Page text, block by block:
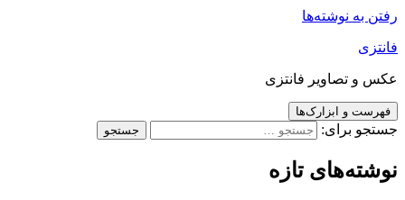
رفتن به نوشته‌ها
فانتزی
عکس و تصاویر فانتزی
فهرست و ابزارک‌ها
جستجو برای:
نوشته‌های تازه